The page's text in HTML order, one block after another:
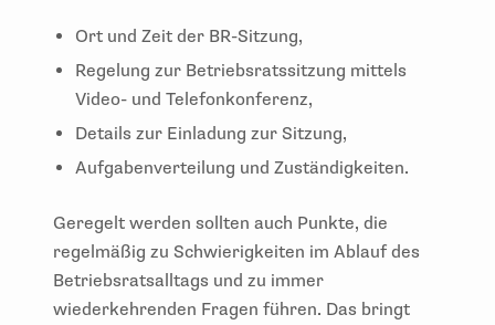
Ort und Zeit der BR-Sitzung,
Regelung zur Betriebsratssitzung mittels
Video- und Telefonkonferenz,
Details zur Einladung zur Sitzung,
Aufgabenverteilung und Zuständigkeiten.
Geregelt werden sollten auch Punkte, die
regelmäßig zu Schwierigkeiten im Ablauf des
Betriebsratsalltags und zu immer
wiederkehrenden Fragen führen. Das bringt